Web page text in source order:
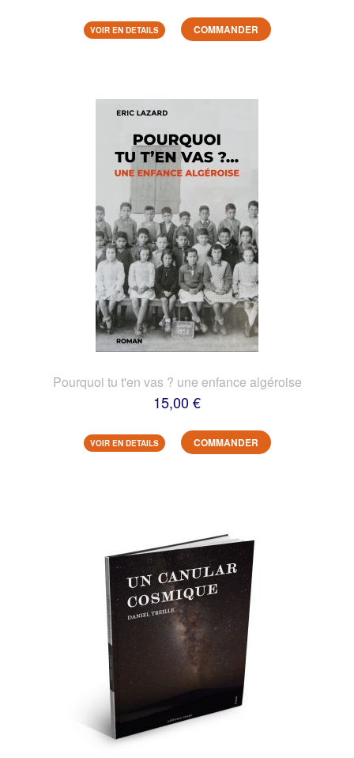
VOIR EN DETAILS COMMANDER
Pourquoi tu t'en vas ? une enfance algéroise
15,00 €
VOIR EN DETAILS COMMANDER